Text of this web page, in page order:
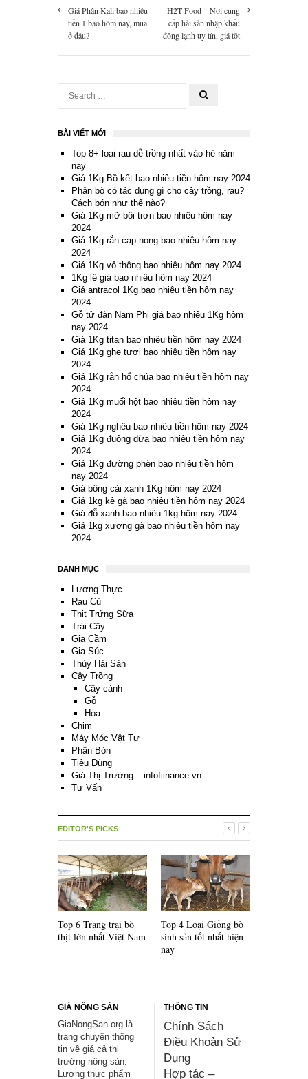
Giá Phân Kali bao nhiêu
tiền 1 bao hôm nay, mua
ở đâu?
H2T Food – Nơi cung
cấp hải sản nhập khẩu
đông lạnh uy tín, giá tốt
BÀI VIẾT MỚI
Top 8+ loại rau dễ trồng nhất vào hè năm
nay
Giá 1Kg Bồ kết bao nhiêu tiền hôm nay 2024
Phân bò có tác dụng gì cho cây trồng, rau?
Cách bón như thế nào?
Giá 1Kg mỡ bôi trơn bao nhiêu hôm nay
2024
Giá 1Kg rắn cạp nong bao nhiêu hôm nay
2024
Giá 1Kg vỏ thông bao nhiêu hôm nay 2024
1Kg lê giá bao nhiêu hôm nay 2024
Giá antracol 1Kg bao nhiêu tiền hôm nay
2024
Gỗ tử đàn Nam Phi giá bao nhiêu 1Kg hôm
nay 2024
Giá 1Kg titan bao nhiêu tiền hôm nay 2024
Giá 1Kg ghẹ tươi bao nhiêu tiền hôm nay
2024
Giá 1Kg rắn hổ chúa bao nhiêu tiền hôm nay
2024
Giá 1Kg muối hột bao nhiêu tiền hôm nay
2024
Giá 1Kg nghêu bao nhiêu tiền hôm nay 2024
Giá 1Kg đuông dừa bao nhiêu tiền hôm nay
2024
Giá 1Kg đường phèn bao nhiêu tiền hôm
nay 2024
Giá bông cải xanh 1Kg hôm nay 2024
Giá 1kg kê gà bao nhiêu tiền hôm nay 2024
Giá đỗ xanh bao nhiêu 1kg hôm nay 2024
Giá 1kg xương gà bao nhiêu tiền hôm nay
2024
DANH MỤC
Lương Thực
Rau Củ
Thịt Trứng Sữa
Trái Cây
Gia Cầm
Gia Súc
Thủy Hải Sản
Cây Trồng
Cây cảnh
Gỗ
Hoa
Chim
Máy Móc Vật Tư
Phân Bón
Tiêu Dùng
Giá Thị Trường – infofiinance.vn
Tư Vấn
EDITOR'S PICKS
Top 6 Trang trại bò
thịt lớn nhất Việt Nam
Top 4 Loại Giống bò
sinh sản tốt nhất hiện
nay
GIÁ NÔNG SẢN
GiaNongSan.org là
trang chuyên thông
tin về giá cả thị
trường nông sản:
Lương thực phẩm
THÔNG TIN
Chính Sách
Điều Khoản Sử
Dụng
Hợp tác –